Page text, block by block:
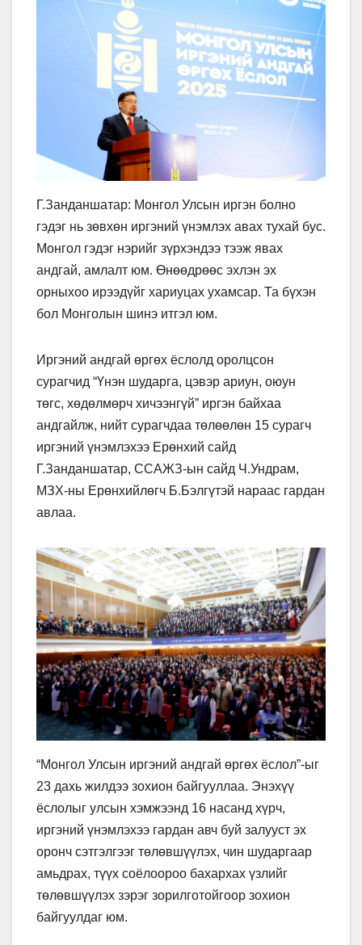
Г.Занданшатар: Монгол Улсын иргэн болно
гэдэг нь зөвхөн иргэний үнэмлэх авах тухай бус.
Монгол гэдэг нэрийг зүрхэндээ тээж явах
андгай, амлалт юм. Өнөөдрөөс эхлэн эх
орныхоо ирээдүйг хариуцах ухамсар. Та бүхэн
бол Монголын шинэ итгэл юм.
Иргэний андгай өргөх ёслолд оролцсон
сурагчид “Үнэн шударга, цэвэр ариун, оюун
төгс, хөдөлмөрч хичээнгүй” иргэн байхаа
андгайлж, нийт сурагчдаа төлөөлөн 15 сурагч
иргэний үнэмлэхээ Ерөнхий сайд
Г.Занданшатар, ССАЖЗ-ын сайд Ч.Ундрам,
МЗХ-ны Ерөнхийлөгч Б.Бэлгүтэй нараас гардан
авлаа.
“Монгол Улсын иргэний андгай өргөх ёслол”-ыг
23 дахь жилдээ зохион байгууллаа. Энэхүү
ёслолыг улсын хэмжээнд 16 насанд хүрч,
иргэний үнэмлэхээ гардан авч буй залууст эх
оронч сэтгэлгээг төлөвшүүлэх, чин шударгаар
амьдрах, түүх соёлоороо бахархах үзлийг
төлөвшүүлэх зэрэг зорилготойгоор зохион
байгуулдаг юм.